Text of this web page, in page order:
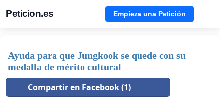
Peticion.es Empieza una Petición
Ayuda para que Jungkook se quede con su
medalla de mérito cultural
Compartir en Facebook (1)